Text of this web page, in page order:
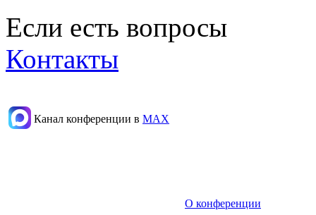
Если есть вопросы
Контакты
Канал конференции в МАХ
О конференции